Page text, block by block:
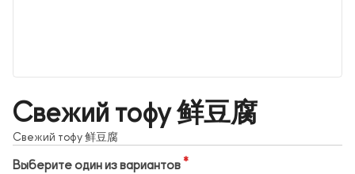
Свежий тофу 鲜豆腐
Свежий тофу 鲜豆腐
Выберите один из вариантов